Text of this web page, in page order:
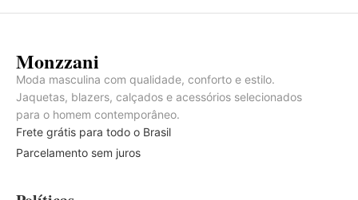
Monzzani
Moda masculina com qualidade, conforto e estilo.
Jaquetas, blazers, calçados e acessórios selecionados
para o homem contemporâneo.
Frete grátis para todo o Brasil
Parcelamento sem juros